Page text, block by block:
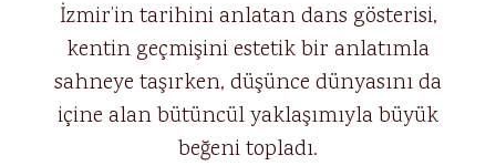
İzmir’in tarihini anlatan dans gösterisi,
kentin geçmişini estetik bir anlatımla
sahneye taşırken, düşünce dünyasını da
içine alan bütüncül yaklaşımıyla büyük
beğeni topladı.